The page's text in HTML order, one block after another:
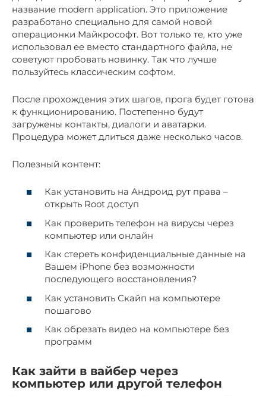
название modern application. Это приложение
разработано специально для самой новой
операционки Майкрософт. Вот только те, кто уже
использовал ее вместо стандартного файла, не
советуют пробовать новинку. Так что лучше
пользуйтесь классическим софтом.
После прохождения этих шагов, прога будет готова
к функционированию. Постепенно будут
загружены контакты, диалоги и аватарки.
Процедура может длиться даже несколько часов.
Полезный контент:
Как установить на Андроид рут права –
открыть Root доступ
Как проверить телефон на вирусы через
компьютер или онлайн
Как стереть конфиденциальные данные на
Вашем iPhone без возможности
последующего восстановления?
Как установить Скайп на компьютере
пошагово
Как обрезать видео на компьютере без
программ
Как зайти в вайбер через
компьютер или другой телефон